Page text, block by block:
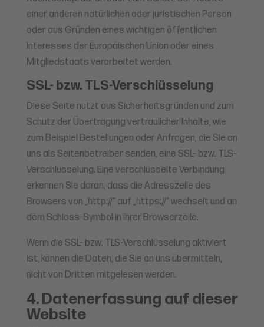
einer anderen natürlichen oder juristischen Person
oder aus Gründen eines wichtigen öffentlichen
Interesses der Europäischen Union oder eines
Mitgliedstaats verarbeitet werden.
SSL- bzw. TLS-Verschlüsselung
Diese Seite nutzt aus Sicherheitsgründen und zum
Schutz der Übertragung vertraulicher Inhalte, wie
zum Beispiel Bestellungen oder Anfragen, die Sie an
uns als Seitenbetreiber senden, eine SSL- bzw. TLS-
Verschlüsselung. Eine verschlüsselte Verbindung
erkennen Sie daran, dass die Adresszeile des
Browsers von „http://“ auf „https://“ wechselt und an
dem Schloss-Symbol in Ihrer Browserzeile.
Wenn die SSL- bzw. TLS-Verschlüsselung aktiviert
ist, können die Daten, die Sie an uns übermitteln,
nicht von Dritten mitgelesen werden.
4. Datenerfassung auf dieser
Website